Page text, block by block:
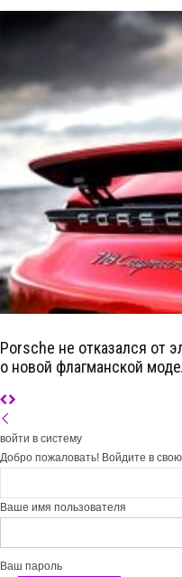
Porsche не отказался от
о новой флагманской
войти в систему
Добро пожаловать! Войдите в
Ваше имя пользователя
Ваш пароль